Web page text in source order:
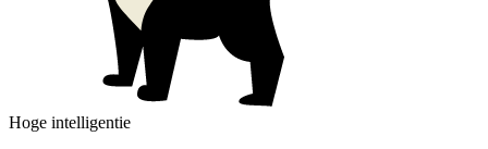
Hoge intelligentie